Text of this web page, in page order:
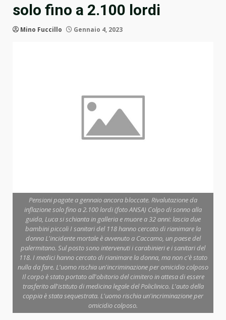
solo fino a 2.100 lordi
Mino Fuccillo Gennaio 4, 2023
Pensioni pagate a gennaio ancora bloccate. Rivalutazione da
inflazione solo fino a 2.100 lordi (foto ANSA) Colpo di sonno alla
guida, Luca si schianta in galleria e muore a 32 anni: lascia due
bambini piccoli I sanitari del 118 hanno cercato di rianimare la
donna L'incidente mortale è avvenuto a Caccamo, un paese del
palermitano. Sul posto sono intervenuti i carabinieri e i sanitari del
118. I medici hanno cercato di rianimare la donna, ma non c'è stato
nulla da fare. L'uomo rischia un'incriminazione per omicidio colposo
Il corpo è stato portato all'obitorio del cimitero in attesa di essere
trasferito all'istituto di medicina legale del Policlinico. L'auto della
coppia è stata sequestrata. L'uomo rischia un'incriminazione per
omicidio colposo.